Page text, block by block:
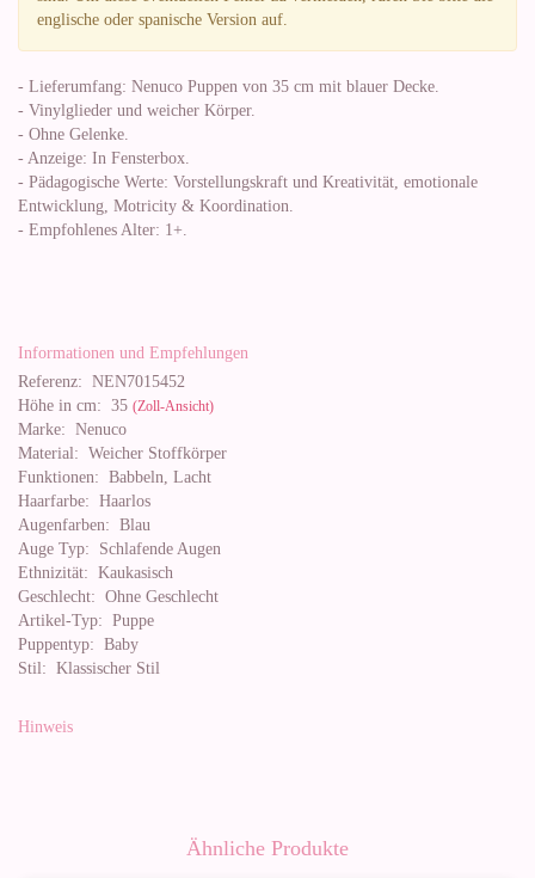
englische oder spanische Version auf.
- Lieferumfang: Nenuco Puppen von 35 cm mit blauer Decke.
- Vinylglieder und weicher Körper.
- Ohne Gelenke.
- Anzeige: In Fensterbox.
- Pädagogische Werte: Vorstellungskraft und Kreativität, emotionale
Entwicklung, Motricity & Koordination.
- Empfohlenes Alter: 1+.
Informationen und Empfehlungen
Referenz: NEN7015452
Höhe in cm: 35 (Zoll-Ansicht)
Marke: Nenuco
Material: Weicher Stoffkörper
Funktionen: Babbeln, Lacht
Haarfarbe: Haarlos
Augenfarben: Blau
Auge Typ: Schlafende Augen
Ethnizität: Kaukasisch
Geschlecht: Ohne Geschlecht
Artikel-Typ: Puppe
Puppentyp: Baby
Stil: Klassischer Stil
Hinweis
Ähnliche Produkte